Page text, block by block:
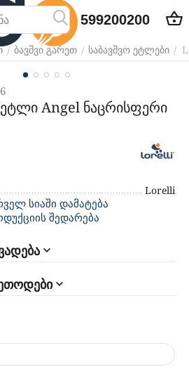
599200200
/ ბავშვი გარეთ / საბავშვო ეტლები /
Angel ნაცრისფერი
Lorelli
სიაში დამატება
შედარება